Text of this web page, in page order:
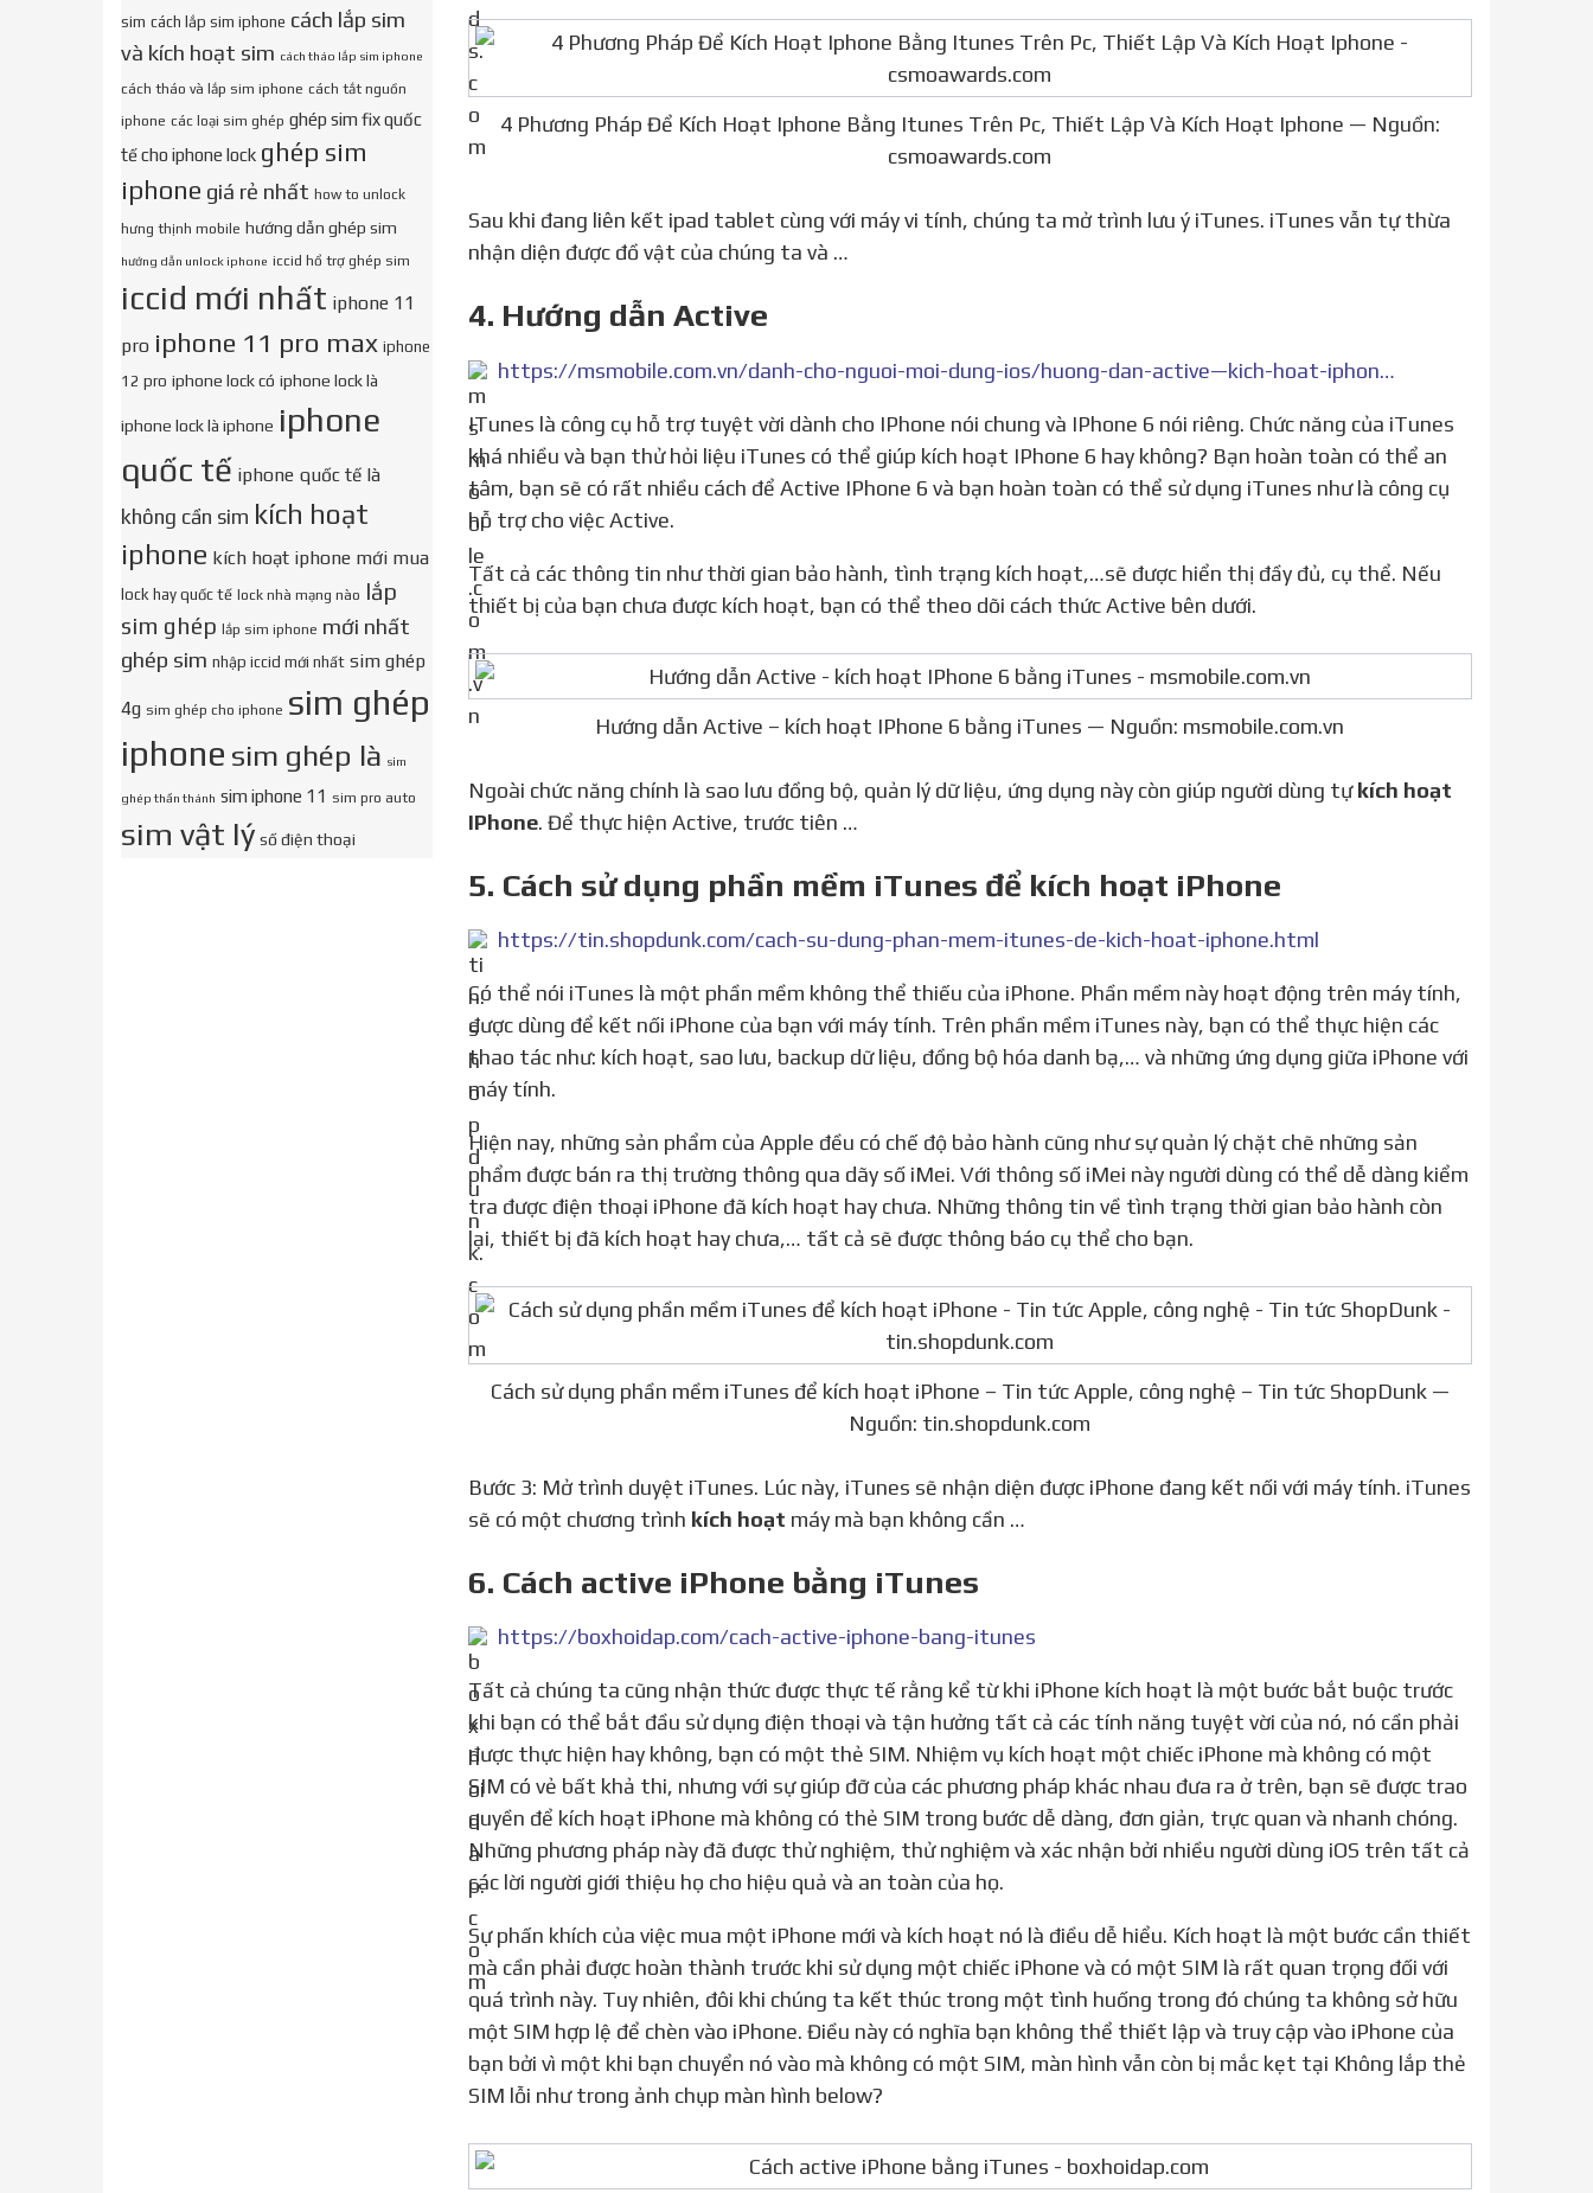
4 Phương Pháp Để Kích Hoạt Iphone Bằng Itunes Trên Pc, Thiết Lập Và Kích Hoạt Iphone — Nguồn:
csmoawards.com
Sau khi đang liên kết ipad tablet cùng với máy vi tính, chúng ta mở trình lưu ý iTunes. iTunes vẫn tự thừa
nhận diện được đồ vật của chúng ta và …
4. Hướng dẫn Active
https://msmobile.com.vn/danh-cho-nguoi-moi-dung-ios/huong-dan-active—kich-hoat-iphone-6-bang-itunes-n11226.html
ITunes là công cụ hỗ trợ tuyệt vời dành cho IPhone nói chung và IPhone 6 nói riêng. Chức năng của iTunes
khá nhiều và bạn thử hỏi liệu iTunes có thể giúp kích hoạt IPhone 6 hay không? Bạn hoàn toàn có thể an
tâm, bạn sẽ có rất nhiều cách để Active IPhone 6 và bạn hoàn toàn có thể sử dụng iTunes như là công cụ
hỗ trợ cho việc Active.
Tất cả các thông tin như thời gian bảo hành, tình trạng kích hoạt,…sẽ được hiển thị đầy đủ, cụ thể. Nếu
thiết bị của bạn chưa được kích hoạt, bạn có thể theo dõi cách thức Active bên dưới.
Hướng dẫn Active – kích hoạt IPhone 6 bằng iTunes — Nguồn: msmobile.com.vn
Ngoài chức năng chính là sao lưu đồng bộ, quản lý dữ liệu, ứng dụng này còn giúp người dùng tựkích hoạt
IPhone. Để thực hiện Active, trước tiên …
5. Cách sử dụng phần mềm iTunes để kích hoạt iPhone
https://tin.shopdunk.com/cach-su-dung-phan-mem-itunes-de-kich-hoat-iphone.html
Có thể nói iTunes là một phần mềm không thể thiếu của iPhone. Phần mềm này hoạt động trên máy tính,
được dùng để kết nối iPhone của bạn với máy tính. Trên phần mềm iTunes này, bạn có thể thực hiện các
thao tác như: kích hoạt, sao lưu, backup dữ liệu, đồng bộ hóa danh bạ,… và những ứng dụng giữa iPhone với
máy tính.
Hiện nay, những sản phẩm của Apple đều có chế độ bảo hành cũng như sự quản lý chặt chẽ những sản
phẩm được bán ra thị trường thông qua dãy số iMei. Với thông số iMei này người dùng có thể dễ dàng kiểm
tra được điện thoại iPhone đã kích hoạt hay chưa. Những thông tin về tình trạng thời gian bảo hành còn
lại, thiết bị đã kích hoạt hay chưa,… tất cả sẽ được thông báo cụ thể cho bạn.
Cách sử dụng phần mềm iTunes để kích hoạt iPhone – Tin tức Apple, công nghệ – Tin tức ShopDunk —
Nguồn: tin.shopdunk.com
Bước 3: Mở trình duyệt iTunes. Lúc này, iTunes sẽ nhận diện được iPhone đang kết nối với máy tính. iTunes
sẽ có một chương trình kích hoạt máy mà bạn không cần …
6. Cách active iPhone bằng iTunes
https://boxhoidap.com/cach-active-iphone-bang-itunes
Tất cả chúng ta cũng nhận thức được thực tế rằng kể từ khi iPhone kích hoạt là một bước bắt buộc trước
khi bạn có thể bắt đầu sử dụng điện thoại và tận hưởng tất cả các tính năng tuyệt vời của nó, nó cần phải
được thực hiện hay không, bạn có một thẻ SIM. Nhiệm vụ kích hoạt một chiếc iPhone mà không có một
SIM có vẻ bất khả thi, nhưng với sự giúp đỡ của các phương pháp khác nhau đưa ra ở trên, bạn sẽ được trao
quyền để kích hoạt iPhone mà không có thẻ SIM trong bước dễ dàng, đơn giản, trực quan và nhanh chóng.
Những phương pháp này đã được thử nghiệm, thử nghiệm và xác nhận bởi nhiều người dùng iOS trên tất cả
các lời người giới thiệu họ cho hiệu quả và an toàn của họ.
Sự phấn khích của việc mua một iPhone mới và kích hoạt nó là điều dễ hiểu. Kích hoạt là một bước cần thiết
mà cần phải được hoàn thành trước khi sử dụng một chiếc iPhone và có một SIM là rất quan trọng đối với
quá trình này. Tuy nhiên, đôi khi chúng ta kết thúc trong một tình huống trong đó chúng ta không sở hữu
một SIM hợp lệ để chèn vào iPhone. Điều này có nghĩa bạn không thể thiết lập và truy cập vào iPhone của
bạn bởi vì một khi bạn chuyển nó vào mà không có một SIM, màn hình vẫn còn bị mắc kẹt tại Không lắp thẻ
SIM lỗi như trong ảnh chụp màn hình below?
sim cách lắp sim iphone cách lắp sim
và kích hoạt sim cách tháo lắp sim iphone
cách tháo và lắp sim iphone cách tắt nguồn
iphone các loại sim ghép ghép sim fix quốc
tế cho iphone lock ghép sim
iphone giá rẻ nhất how to unlock
hưng thịnh mobile hướng dẫn ghép sim
hướng dẫn unlock iphone iccid hổ trợ ghép sim
iccid mới nhất iphone 11
pro iphone 11 pro max iphone
12 pro iphone lock có iphone lock là
iphone lock là iphone iphone
quốc tế iphone quốc tế là
không cần sim kích hoạt
iphone kích hoạt iphone mới mua
lock hay quốc tế lock nhà mạng nào lắp
sim ghép lắp sim iphone mới nhất
ghép sim nhập iccid mới nhất sim ghép
4g sim ghép cho iphone sim ghép
iphone sim ghép là sim
ghép thần thánh sim iphone 11 sim pro auto
sim vật lý số điện thoại